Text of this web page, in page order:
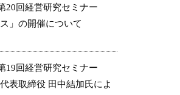
20回経営研究セミナー
」の開催について
19回経営研究セミナー
表取締役 田中結加氏によ